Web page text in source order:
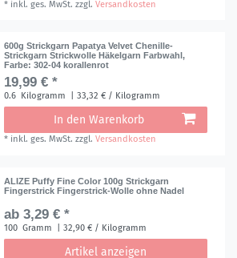
* inkl. ges. MwSt. zzgl.Versandkosten
600g Strickgarn Papatya Velvet Chenille-
Strickgarn Strickwolle Häkelgarn Farbwahl,
Farbe: 302-04 korallenrot
19,99 € *
0.6 Kilogramm | 33,32 € / Kilogramm
In den Warenkorb
* inkl. ges. MwSt. zzgl.Versandkosten
ALIZE Puffy Fine Color 100g Strickgarn
Fingerstrick Fingerstrick-Wolle ohne Nadel
ab 3,29 € *
100 Gramm | 32,90 € / Kilogramm
Artikel anzeigen